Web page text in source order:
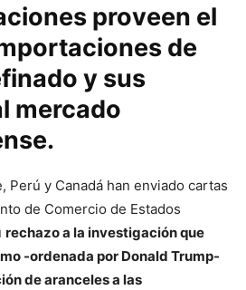
proveen el
de
y sus
mercado
Perú y Canadá han enviado cartas
de Comercio de Estados
rechazo a la investigación que
-ordenada por Donald Trump-
de aranceles a las